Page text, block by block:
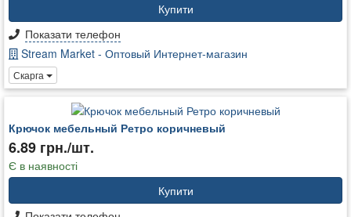
Купити
Показати телефон
Stream Market - Оптовый Интернет-магазин
Скарга
Крючок мебельный Ретро коричневый
6.89 грн./шт.
Є в наявності
Купити